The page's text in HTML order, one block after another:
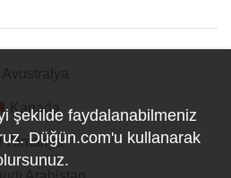
Kanada
Almanya
şekilde faydalanabilmeniz
Düğün.com'u kullanarak